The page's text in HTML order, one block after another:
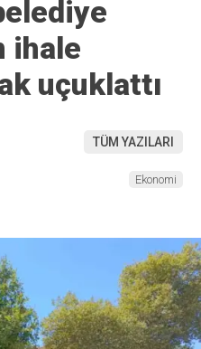
ihale
uçuklattı
TÜM YAZILARI
Ekonomi